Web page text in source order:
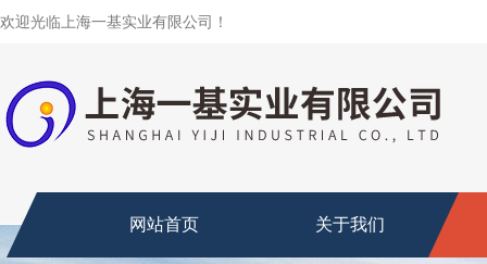
欢迎光临上海一基实业有限公司！
网站首页 关于我们